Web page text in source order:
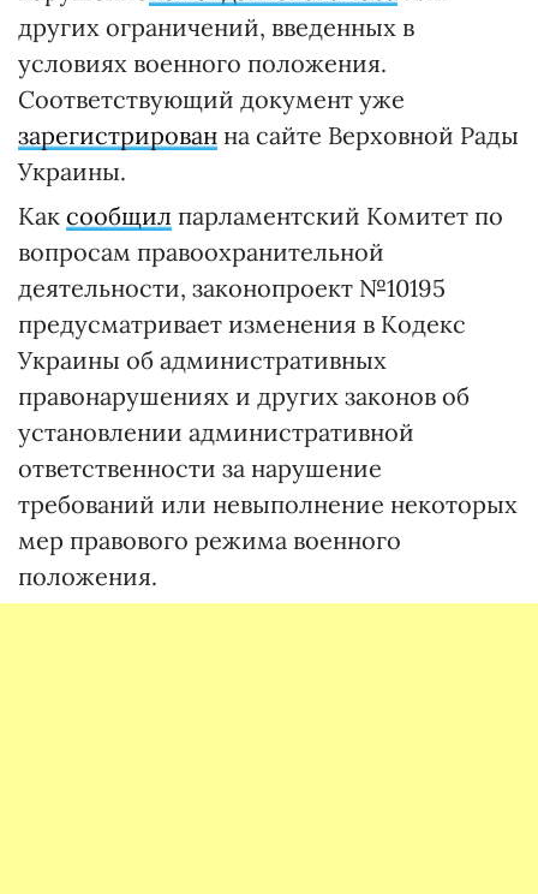
других ограничений, введенных в
условиях военного положения.
Соответствующий документ уже
зарегистрирован на сайте Верховной Рады
Украины.
Как сообщил парламентский Комитет по
вопросам правоохранительной
деятельности, законопроект №10195
предусматривает изменения в Кодекс
Украины об административных
правонарушениях и других законов об
установлении административной
ответственности за нарушение
требований или невыполнение некоторых
мер правового режима военного
положения.